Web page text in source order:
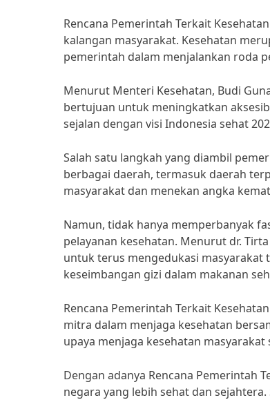
Rencana Pemerintah Terkait
kalangan masyarakat. Kesehatan
pemerintah dalam menjalankan roda
Menurut Menteri Kesehatan, Budi
bertujuan untuk meningkatkan
sejalan dengan visi Indonesia sehat
Salah satu langkah yang diambil
berbagai daerah, termasuk daerah
masyarakat dan menekan angka
Namun, tidak hanya memperbanyak
pelayanan kesehatan. Menurut dr.
untuk terus mengedukasi
keseimbangan gizi dalam makanan
Rencana Pemerintah Terkait
mitra dalam menjaga kesehatan
upaya menjaga kesehatan masyarakat
Dengan adanya Rencana Pemerintah
negara yang lebih sehat dan